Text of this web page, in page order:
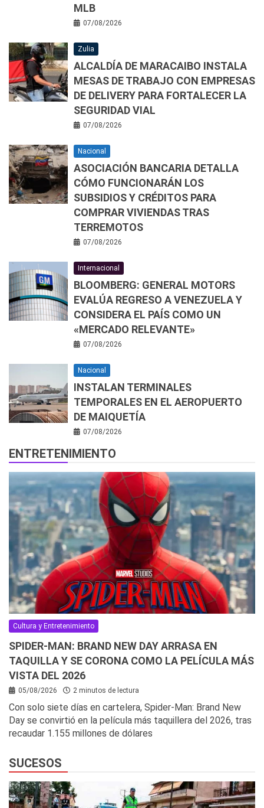
MLB
07/08/2026
Zulia
ALCALDÍA DE MARACAIBO INSTALA
MESAS DE TRABAJO CON EMPRESAS
DE DELIVERY PARA FORTALECER LA
SEGURIDAD VIAL
07/08/2026
Nacional
ASOCIACIÓN BANCARIA DETALLA
CÓMO FUNCIONARÁN LOS
SUBSIDIOS Y CRÉDITOS PARA
COMPRAR VIVIENDAS TRAS
TERREMOTOS
07/08/2026
Internacional
BLOOMBERG: GENERAL MOTORS
EVALÚA REGRESO A VENEZUELA Y
CONSIDERA EL PAÍS COMO UN
«MERCADO RELEVANTE»
07/08/2026
Nacional
INSTALAN TERMINALES
TEMPORALES EN EL AEROPUERTO
DE MAIQUETÍA
07/08/2026
ENTRETENIMIENTO
Cultura y Entretenimiento
SPIDER-MAN: BRAND NEW DAY ARRASA EN
TAQUILLA Y SE CORONA COMO LA PELÍCULA MÁS
VISTA DEL 2026
05/08/2026 2 minutos de lectura
Con solo siete días en cartelera, Spider-Man: Brand New
Day se convirtió en la película más taquillera del 2026, tras
recaudar 1.155 millones de dólares
SUCESOS